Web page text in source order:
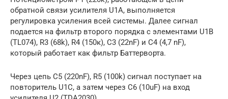
обратной связи усилителя U1A, выполняется
регулировка усиления всей системы. Далее сигнал
подается на фильтр второго порядка с элементами U1B
(TL074), R3 (68k), R4 (150к), C3 (22nF) и C4 (4,7 nF),
который работает как фильтр Баттерворта.
Через цепь C5 (220nF), R5 (100k) сигнал поступает на
повторитель U1C, а затем через C6 (10uF) на вход